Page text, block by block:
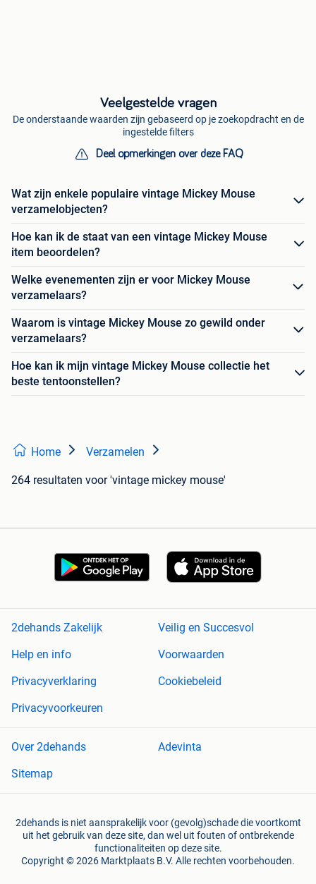
Veelgestelde vragen
De onderstaande waarden zijn gebaseerd op je zoekopdracht en de
ingestelde filters
Deel opmerkingen over deze FAQ
Wat zijn enkele populaire vintage Mickey Mouse
verzamelobjecten?
Hoe kan ik de staat van een vintage Mickey Mouse
item beoordelen?
Welke evenementen zijn er voor Mickey Mouse
verzamelaars?
Waarom is vintage Mickey Mouse zo gewild onder
verzamelaars?
Hoe kan ik mijn vintage Mickey Mouse collectie het
beste tentoonstellen?
Home Verzamelen
264 resultaten voor 'vintage mickey mouse'
2dehands Zakelijk
Veilig en Succesvol
Help en info
Voorwaarden
Privacyverklaring
Cookiebeleid
Privacyvoorkeuren
Over 2dehands
Adevinta
Sitemap
2dehands is niet aansprakelijk voor (gevolg)schade die voortkomt
uit het gebruik van deze site, dan wel uit fouten of ontbrekende
functionaliteiten op deze site.
Copyright © 2026 Marktplaats B.V. Alle rechten voorbehouden.